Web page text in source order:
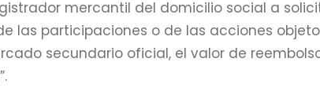
mercantil del domicilio social a
las participaciones o de las acciones
secundario oficial, el valor de